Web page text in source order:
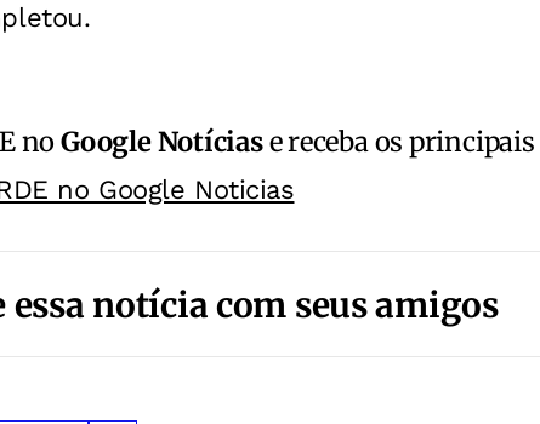
noGoogle Notíciase receba os
no Google Noticias
notícia com seus amigos